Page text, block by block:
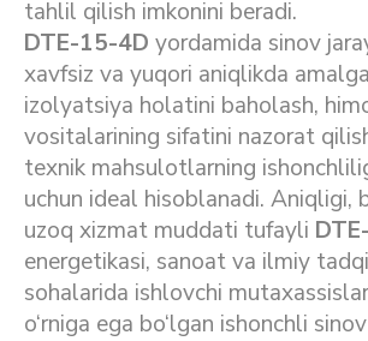
tahlil qilish imkonini beradi.
DTE-15-4D yordamida sinov
xavfsiz va yuqori aniqlikda
izolyatsiya holatini baholash,
vositalarining sifatini nazorat
texnik mahsulotlarning
uchun ideal hisoblanadi. Aniqligi,
uzoq xizmat muddati tufayli
energetikasi, sanoat va ilmiy
sohalarida ishlovchi
o‘rniga ega bo‘lgan ishonchli